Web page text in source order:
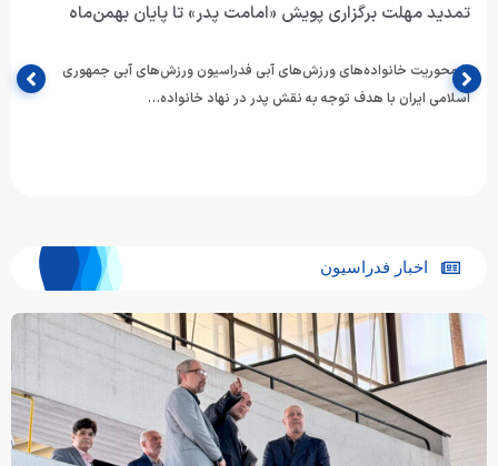
تمدید مهلت برگزاری پویش «امامت پدر» تا پایان بهمن‌ماه
با محوریت خانواده‌های ورزش‌های آبی فدراسیون ورزش‌های آبی جمهوری
اسلامی ایران با هدف توجه به نقش پدر در نهاد خانواده…
اخبار فدراسیون